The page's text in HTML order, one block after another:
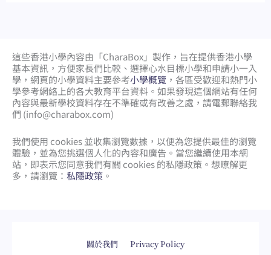
這些香港小學內容由「CharaBox」製作，旨在提供香港小學
基本資訊，方便家長們比較、 選擇心水目標小學和申請小一入
學，網頁的小學資料主要參考小學概覽 ，各區受歡迎和熱門小
學參考網絡上的各大教育平台資料。如果發現這個網站有任何
內容與最新學校資料存在不準確或有改善之處，請電郵聯絡我
們 (info@charabox.com)
我們使用 cookies 並收集瀏覽數據，以便為您提供最佳的瀏覽
體驗，並為您挑選個人化的內容和廣告。當您繼續使用本網
站，即表示您同意我們有關 cookies 的私隱政策。想瞭解更
多，請瀏覽： 私隱政策 。
關於我們 Privacy Policy